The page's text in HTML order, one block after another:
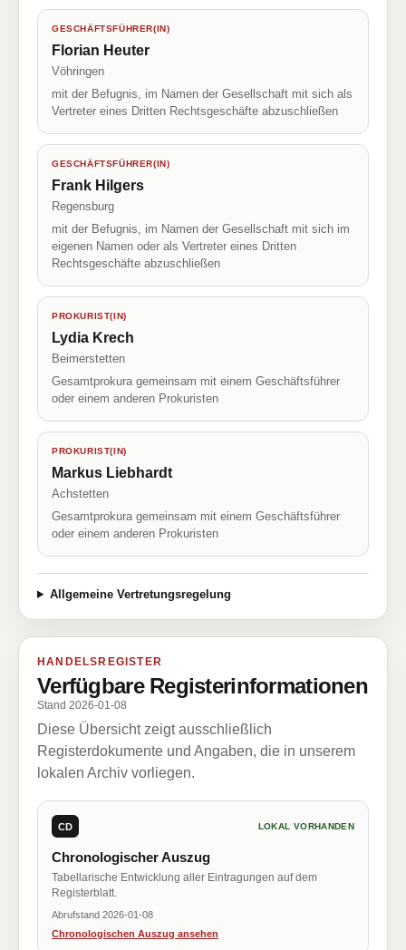
GESCHÄFTSFÜHRER(IN)
Florian Heuter
Vöhringen
mit der Befugnis, im Namen der Gesellschaft mit sich als
Vertreter eines Dritten Rechtsgeschäfte abzuschließen
GESCHÄFTSFÜHRER(IN)
Frank Hilgers
Regensburg
mit der Befugnis, im Namen der Gesellschaft mit sich im
eigenen Namen oder als Vertreter eines Dritten
Rechtsgeschäfte abzuschließen
PROKURIST(IN)
Lydia Krech
Beimerstetten
Gesamtprokura gemeinsam mit einem Geschäftsführer
oder einem anderen Prokuristen
PROKURIST(IN)
Markus Liebhardt
Achstetten
Gesamtprokura gemeinsam mit einem Geschäftsführer
oder einem anderen Prokuristen
Allgemeine Vertretungsregelung
HANDELSREGISTER
Verfügbare Registerinformationen
Stand 2026-01-08
Diese Übersicht zeigt ausschließlich
Registerdokumente und Angaben, die in unserem
lokalen Archiv vorliegen.
CD LOKAL VORHANDEN
Chronologischer Auszug
Tabellarische Entwicklung aller Eintragungen auf dem
Registerblatt.
Abrufstand 2026-01-08
Chronologischen Auszug ansehen